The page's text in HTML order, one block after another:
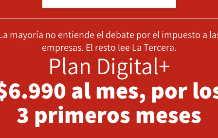
mayoría no entiende el debate por el impuesto a
empresas. El resto lee La Tercera.
Plan Digital+
al mes, por
3 primeros meses